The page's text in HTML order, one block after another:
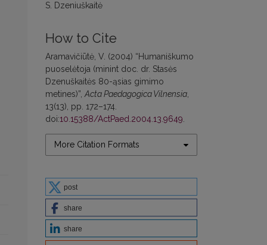
S. Dzeniuškaitė
How to Cite
Aramavičiūtė, V. (2004) “Humaniškumo
puoselėtoja (minint doc. dr. Stasės
Dzenuškaitės 80-ąsias gimimo
metines)”, Acta Paedagogica Vilnensia
13(13), pp. 172–174.
doi:10.15388/ActPaed.2004.13.9649
More Citation Formats
post
share
share